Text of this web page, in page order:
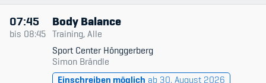
07:45
bis 08:45
Body Balance
Training, Alle
Sport Center Hönggerberg
Simon Brändle
Einschreiben möglich ab 30. August 2026